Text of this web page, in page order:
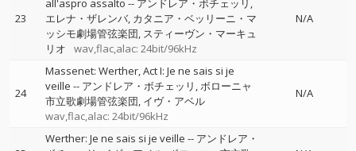
23
all'aspro assalto -- アンドレア・ボチェッリ
エレナ・ザレンバ カタニア・ベッリーニ・マ
ッシモ劇場管弦楽団 スティーヴン・マーキュ
リオ
wav,flac,alac: 24bit/96kHz
N/A
24
Massenet: Werther, Act I: Je ne sais si je
veille -- アンドレア・ボチェッリ ボローニャ
市立歌劇場管弦楽団 イヴ・アベル
wav,flac,alac: 24bit/96kHz
N/A
Werther: Je ne sais si je veille -- アンドレア・